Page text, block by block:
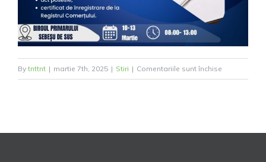
By tnttnt | martie 7th, 2025 | Stiri | Comentariile sunt închise
ANUNȚ!